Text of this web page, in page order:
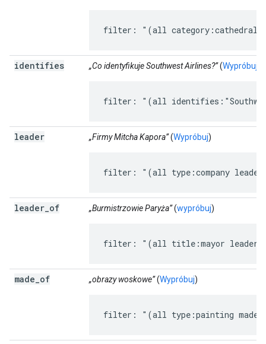
filter: "(all category:cathedral
identifies „Co identyfikuje Southwest Airlines?”(Wypróbuj
filter: "(all
leader „Firmy Mitcha Kapora”(Wypróbuj)
filter: "(all type:company
leader of „Burmistrzowie Paryża”(wypróbuj)
filter: "(all title:mayor
made of „obrazy woskowe”(Wypróbuj)
filter: "(all type:painting